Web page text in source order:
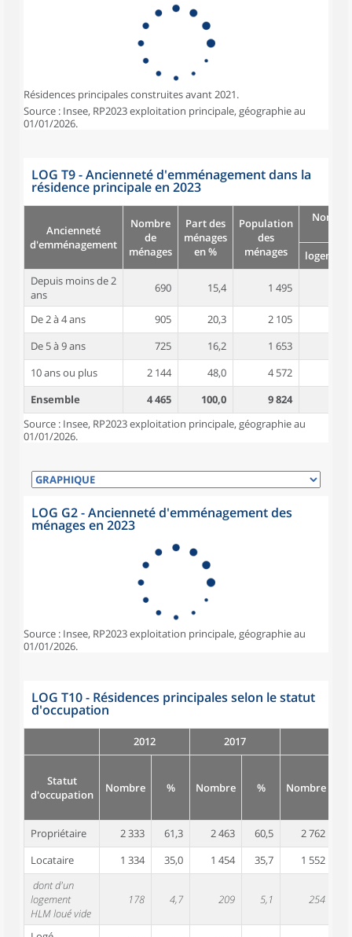
Résidences principales construites avant 2021.
Source : Insee, RP2023 exploitation principale, géographie au
01/01/2026.
LOG T9 - Ancienneté d'emménagement dans la
résidence principale en 2023
Ancienneté
d'emménagement
Nombre
de
ménages
Part des
ménages
en %
Population
des
ménages
logement
Depuis moins de 2
ans
690 15,4 1 495
De 2 à 4 ans 905 20,3 2 105
De 5 à 9 ans
725 16,2 1 653
10 ans ou plus
2 144 48,0 4 572
Ensemble
4 465 100,0 9 824
Source : Insee, RP2023 exploitation principale, géographie au
01/01/2026.
LOG G2 - Ancienneté d'emménagement des
ménages en 2023
Source : Insee, RP2023 exploitation principale, géographie au
01/01/2026.
LOG T10 - Résidences principales selon le statut
d'occupation
2012 2017
Statut
d'occupation
Nombre % Nombre % Nombre
Propriétaire 2 333 61,3 2 463 60,5 2 762
Locataire
1 334 35,0 1 454 35,7 1 552
dont d'un
logement
HLM loué vide
178 4,7 209 5,1 254